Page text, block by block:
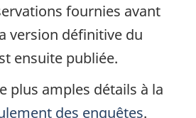
fournies avant
version définitive du
ensuite publiée.
plus amples détails à la
des enquêtes.